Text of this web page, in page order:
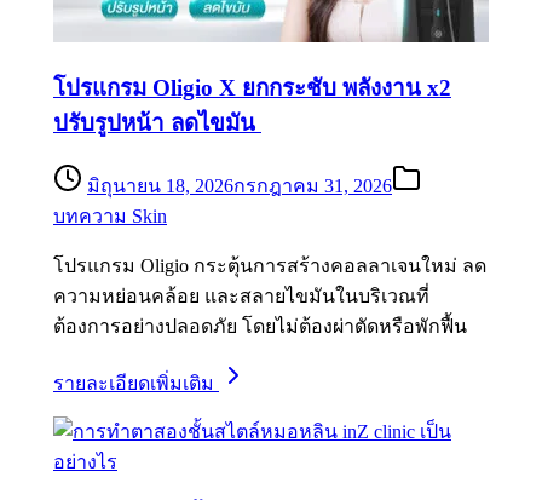
โปรแกรม Oligio X ยกกระชับ พลังงาน x2
ปรับรูปหน้า ลดไขมัน
มิถุนายน 18, 2026กรกฎาคม 31, 2026
บทความ Skin
โปรแกรม Oligio กระตุ้นการสร้างคอลลาเจนใหม่ ลด
ความหย่อนคล้อย และสลายไขมันในบริเวณที่
ต้องการอย่างปลอดภัย โดยไม่ต้องผ่าตัดหรือพักฟื้น
รายละเอียดเพิ่มเติม